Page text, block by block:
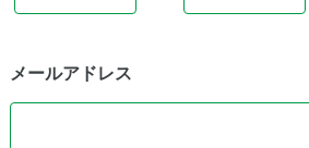
メールアドレス